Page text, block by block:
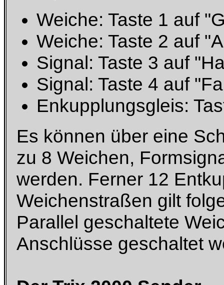
Weiche: Taste 1 auf
Weiche: Taste 2 auf
Signal: Taste 3 auf
Signal: Taste 4 auf
Enkupplungsgleis:
Es können über eine
zu 8 Weichen,
werden. Ferner 12
Weichenstraßen gilt
Parallel geschaltete
Anschlüsse geschaltet